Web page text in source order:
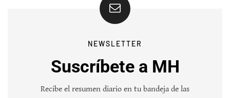
NEWSLETTER
Suscríbete a MH
Recibe el resumen diario en tu bandeja de las